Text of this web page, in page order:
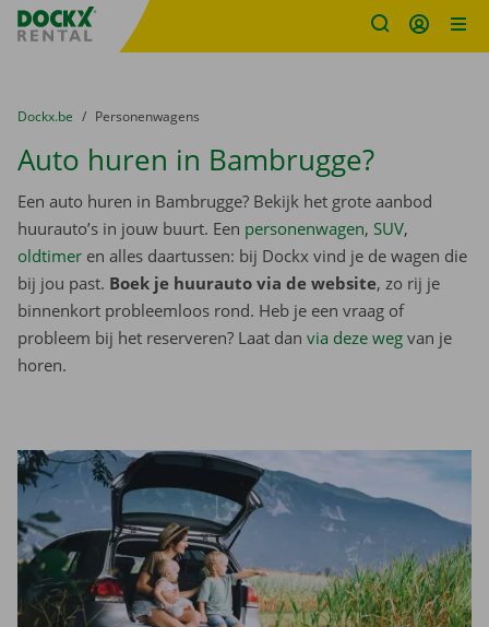
Fratello DEMO
U bevindt zich hier:
van
Dockx.be naar
Personenwagens
Auto huren in Bambrugge?
Een auto huren in Bambrugge? Bekijk het grote aanbod
huurauto’s in jouw buurt. Een personenwagen, SUV,
oldtimer en alles daartussen: bij Dockx vind je de wagen die
bij jou past. Boek je huurauto via de website, zo rij je
binnenkort probleemloos rond. Heb je een vraag of
probleem bij het reserveren? Laat dan via deze weg van je
horen.